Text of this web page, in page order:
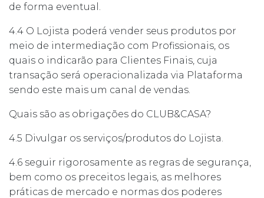
de forma eventual.
4.4 O Lojista poderá vender seus produtos por
meio de intermediação com Profissionais, os
quais o indicarão para Clientes Finais, cuja
transação será operacionalizada via Plataforma
sendo este mais um canal de vendas.
Quais são as obrigações do CLUB&CASA?
4.5 Divulgar os serviços/produtos do Lojista.
4.6 seguir rigorosamente as regras de segurança,
bem como os preceitos legais, as melhores
práticas de mercado e normas dos poderes